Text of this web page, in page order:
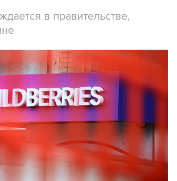
в правительстве,